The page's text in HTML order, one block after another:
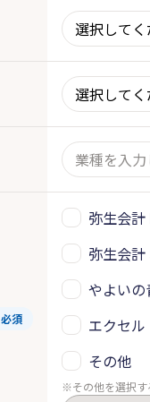
必須
弥生会
弥生会
やよいの
エクセル
その他
その他を選択